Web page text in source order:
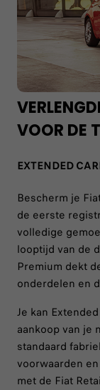
VOOR DE
EXTENDED
Bescherm je
de eerste
volledige
looptijd van de
Premium dekt
onderdelen en
Je kan
aankoop van je
standaard
voorwaarden
met de Fiat